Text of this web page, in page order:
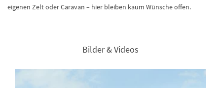
eigenen Zelt oder Caravan – hier bleiben kaum Wünsche offen.
Bilder & Videos